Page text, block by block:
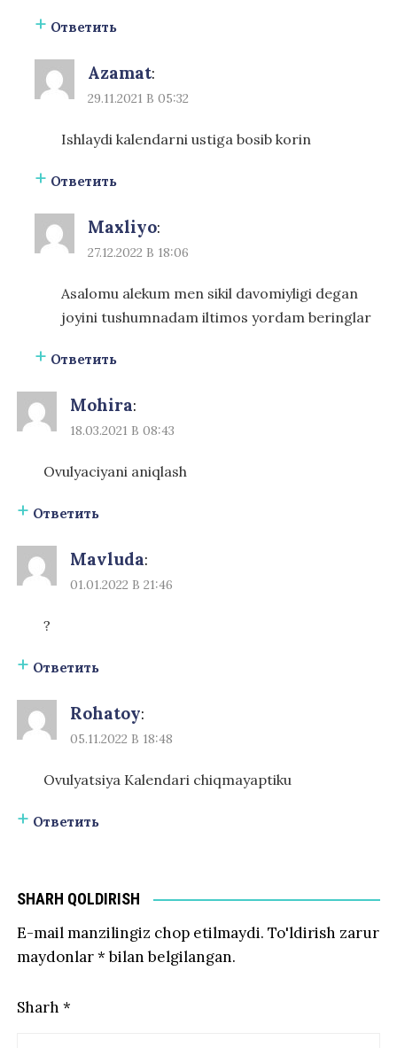
Ответить
Azamat:
29.11.2021 В 05:32
Ishlaydi kalendarni ustiga bosib korin
Ответить
Maxliyo:
27.12.2022 В 18:06
Asalomu alekum men sikil davomiyligi degan
joyini tushumnadam iltimos yordam beringlar
Ответить
Mohira:
18.03.2021 В 08:43
Ovulyaciyani aniqlash
Ответить
Mavluda:
01.01.2022 В 21:46
?
Ответить
Rohatoy:
05.11.2022 В 18:48
Ovulyatsiya Kalendari chiqmayaptiku
Ответить
SHARH QOLDIRISH
E-mail manzilingiz chop etilmaydi. To'ldirish zarur
maydonlar*bilan belgilangan.
Sharh*